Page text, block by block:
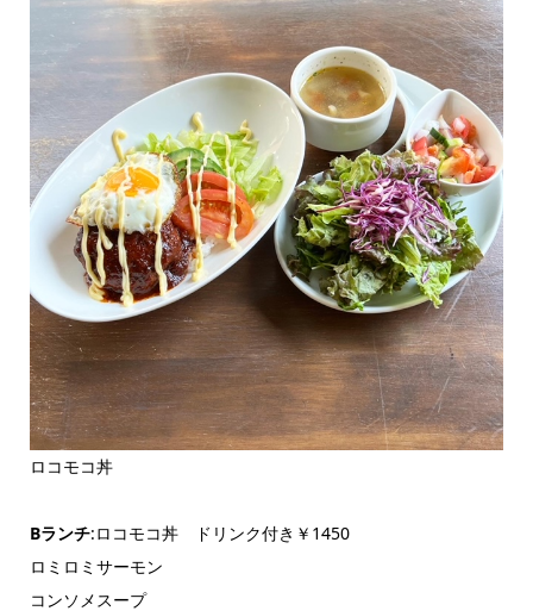
ロコモコ丼
Bランチ:ロコモコ丼 ドリンク付き￥1450
ロミロミサーモン
コンソメスープ